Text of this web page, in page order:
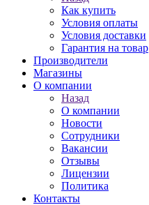
Как купить
Условия оплаты
Условия доставки
Гарантия на товар
Производители
Магазины
О компании
Назад
О компании
Новости
Сотрудники
Вакансии
Отзывы
Лицензии
Политика
Контакты